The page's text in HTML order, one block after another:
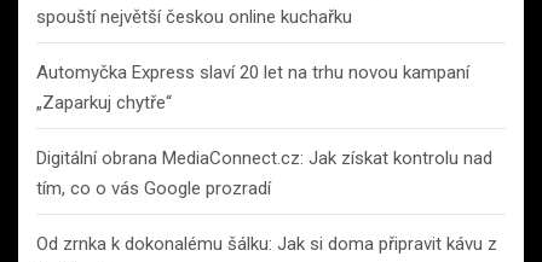
spouští největší českou online kuchařku
Automyčka Express slaví 20 let na trhu novou kampaní
„Zaparkuj chytře“
Digitální obrana MediaConnect.cz: Jak získat kontrolu nad
tím, co o vás Google prozradí
Od zrnka k dokonalému šálku: Jak si doma připravit kávu z